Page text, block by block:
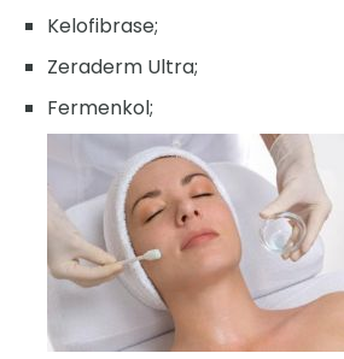
Kelofibrase;
Zeraderm Ultra;
Fermenkol;